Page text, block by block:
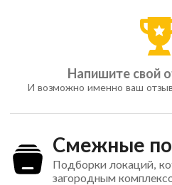
Напишите свой
И возможно именно ваш
Смежные
Подборки локаций,
загородным